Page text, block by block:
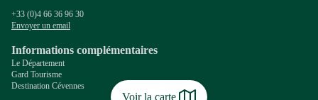
Voir la carte
+33 (0)4 66 36 96 30
Envoyer un email
Informations complémentaires
Le Département
Gard Tourisme
Destination Cévennes